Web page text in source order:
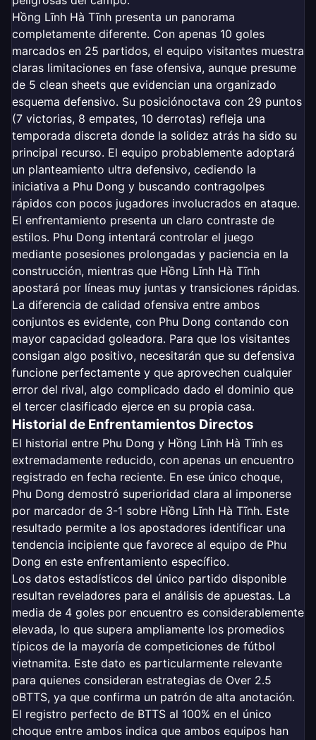
Hồng Lĩnh Hà Tĩnh presenta un panorama
completamente diferente. Con apenas 10 goles
marcados en 25 partidos, el equipo visitantes muestra
claras limitaciones en fase ofensiva, aunque presume
de 5 clean sheets que evidencian una organizado
esquema defensivo. Su posiciónoctava con 29 puntos
(7 victorias, 8 empates, 10 derrotas) refleja una
temporada discreta donde la solidez atrás ha sido su
principal recurso. El equipo probablemente adoptará
un planteamiento ultra defensivo, cediendo la
iniciativa a Phu Dong y buscando contragolpes
rápidos con pocos jugadores involucrados en ataque.
El enfrentamiento presenta un claro contraste de
estilos. Phu Dong intentará controlar el juego
mediante posesiones prolongadas y paciencia en la
construcción, mientras que Hồng Lĩnh Hà Tĩnh
apostará por líneas muy juntas y transiciones rápidas.
La diferencia de calidad ofensiva entre ambos
conjuntos es evidente, con Phu Dong contando con
mayor capacidad goleadora. Para que los visitantes
consigan algo positivo, necesitarán que su defensiva
funcione perfectamente y que aprovechen cualquier
error del rival, algo complicado dado el dominio que
el tercer clasificado ejerce en su propia casa.
Historial de Enfrentamientos Directos
El historial entre Phu Dong y Hồng Lĩnh Hà Tĩnh es
extremadamente reducido, con apenas un encuentro
registrado en fecha reciente. En ese único choque,
Phu Dong demostró superioridad clara al imponerse
por marcador de 3-1 sobre Hồng Lĩnh Hà Tĩnh. Este
resultado permite a los apostadores identificar una
tendencia incipiente que favorece al equipo de Phu
Dong en este enfrentamiento específico.
Los datos estadísticos del único partido disponible
resultan reveladores para el análisis de apuestas. La
media de 4 goles por encuentro es considerablemente
elevada, lo que supera ampliamente los promedios
típicos de la mayoría de competiciones de fútbol
vietnamita. Este dato es particularmente relevante
para quienes consideran estrategias de Over 2.5
oBTTS, ya que confirma un patrón de alta anotación.
El registro perfecto de BTTS al 100% en el único
choque entre ambos indica que ambos equipos han